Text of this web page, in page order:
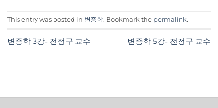
This entry was posted in 변증학. Bookmark the permalink.
변증학 3강- 전정구 교수 변증학 5강- 전정구 교수